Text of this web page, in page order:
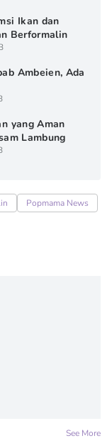
Ikan dan
Berformalin
Ambeien, Ada
yang Aman
Lambung
Popmama News
See More